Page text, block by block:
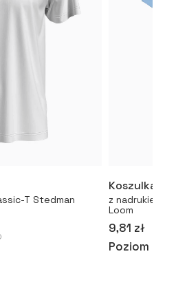
T Stedman
Koszulka
z nadrukiem
Loom
9,81 zł
Poziom cen